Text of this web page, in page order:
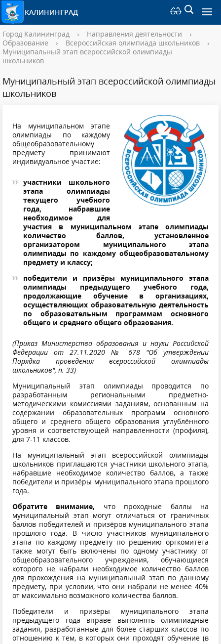
КАЛИНИНГРАД
Город Калининград › Направления деятельности
›
Образование
› Всероссийская олимпиада школьников
›
Муниципальный этап всероссийской олимпиады
школьников
Муниципальный этап всероссийской олимпиады
школьников
На муниципальном этапе
олимпиады по каждому
общеобразовательному
предмету принимают
индивидуальное участие:
участники школьного
этапа олимпиады
текущего учебного
года, набравшие
необходимое для
участия в муниципальном этапе олимпиады
количество баллов, установленное
организатором муниципального этапа
олимпиады по каждому общеобразовательному
предмету и классу;
победители и призёры муниципального этапа
олимпиады предыдущего учебного года,
продолжающие обучение в организациях,
осуществляющих образовательную деятельность
по образовательным программам основного
общего и среднего общего образования.
(Приказ Министерства образования и науки Российской
Федерации от 27.11.2020 № 678 "Об утверждении
Порядка проведения всероссийской олимпиады
школьников", п. 33)
Муниципальный этап олимпиады проводится по
разработанным региональными предметно-
методическими комиссиями заданиям, основанным на
содержании образовательных программ основного
общего и среднего общего образования углублённого
уровня и соответствующей направленности (профиля),
для 7-11 классов.
На муниципальный этап всероссийской олимпиады
школьников приглашаются участники школьного этапа,
набравшие необходимое количество баллов, а также
победители и призёры муниципального этапа прошлого
года.
Обратите внимание, что проходные баллы на
муниципальный этап могут отличаться от граничных
баллов победителей и призёров муниципального этапа
прошлого года. В число участников муниципального
этапа по каждому предмету по решению оргкомитета
также могут быть включены по одному участнику от
общеобразовательного учреждения, обучающиеся
которого не набрали необходимое количество баллов
для прохождения на муниципальный этап по данному
предмету, при условии, что они набрали не менее 40%
от максимально возможного количества баллов.
Победители и призёры муниципального этапа
предыдущего года вправе выполнять олимпиадные
задания, разработанные для более старших классов по
отношению к тем, в которых они проходят обучение (в